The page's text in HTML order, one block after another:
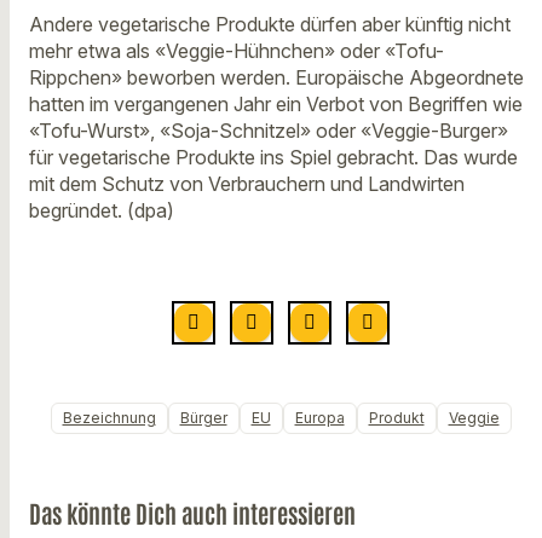
Andere vegetarische Produkte dürfen aber künftig nicht
mehr etwa als «Veggie-Hühnchen» oder «Tofu-
Rippchen» beworben werden. Europäische Abgeordnete
hatten im vergangenen Jahr ein Verbot von Begriffen wie
«Tofu-Wurst», «Soja-Schnitzel» oder «Veggie-Burger»
für vegetarische Produkte ins Spiel gebracht. Das wurde
mit dem Schutz von Verbrauchern und Landwirten
begründet. (dpa)
Bezeichnung Bürger EU Europa Produkt Veggie
Das könnte Dich auch interessieren